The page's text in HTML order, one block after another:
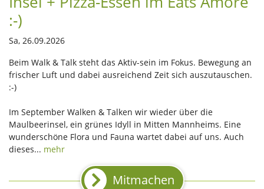
:-)
Sa, 26.09.2026
Beim Walk & Talk steht das Aktiv-sein im Fokus. Bewegung an
frischer Luft und dabei ausreichend Zeit sich auszutauschen.
:-)
Im September Walken & Talken wir wieder über die
Maulbeerinsel, ein grünes Idyll in Mitten Mannheims. Eine
wunderschöne Flora und Fauna wartet dabei auf uns. Auch
dieses... mehr
Mitmachen